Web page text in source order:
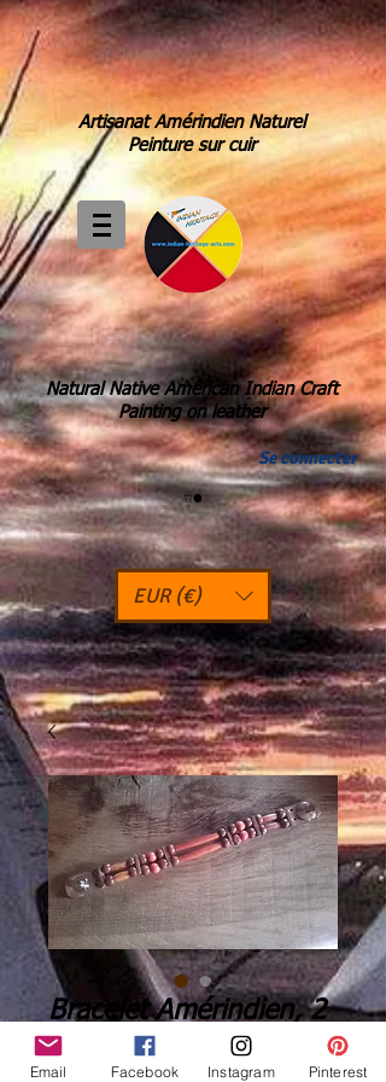
Artisanat Amérindien Naturel
Peinture sur cuir
Natural Native Américan Indian Craft
Painting on leather
Se connecter
EUR (€)
Bracelet Amérindien, 2
rangs, corne - Ref: B
Email Facebook Instagram Pinterest